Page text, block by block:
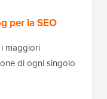
per la SEO
maggiori
di ogni singolo